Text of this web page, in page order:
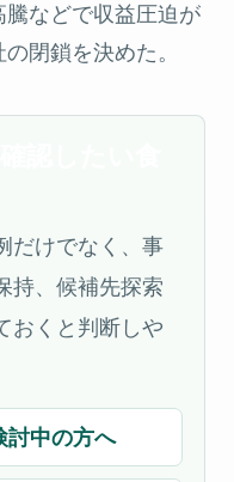
などで収益圧迫が
閉鎖を決めた。
だけでなく、事
持、候補先探索
おくと判断しや
討中の方へ